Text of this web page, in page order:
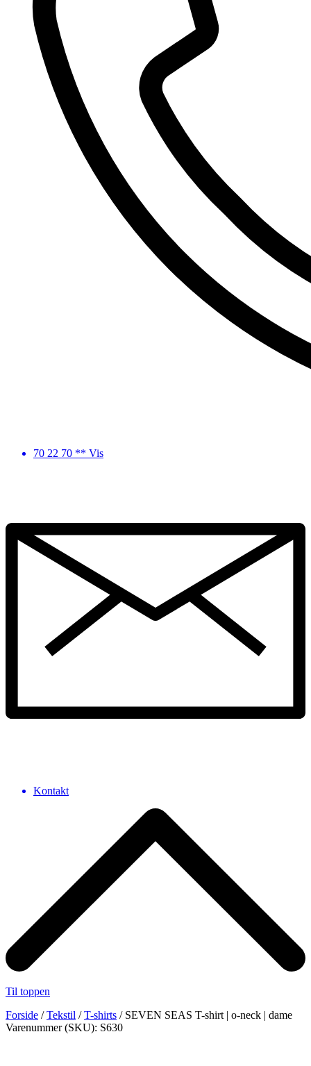
70 22 70 ** Vis
Kontakt
Til toppen
Forside /Tekstil /T-shirts / SEVEN SEAS T-shirt | o-neck | dame
Varenummer (SKU): S630